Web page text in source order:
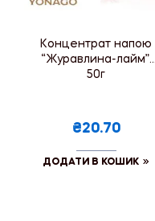
Концентрат напою
“Журавлина-лайм”,
50г
₴20.70
ДОДАТИ В КОШИК